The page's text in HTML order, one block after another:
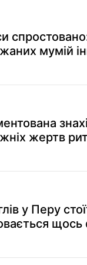
мумій
жертв
у Перу
щось